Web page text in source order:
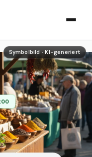
Symbolbild · KI-generiert